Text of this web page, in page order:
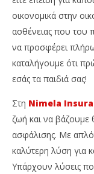
οικονομικά στην
ασθένειας που του
να προσφέρει
καταλήγουμε ότι
εσάς τα παιδιά σας!
Στη Nimela
ζωή και να βάζουμε
ασφάλισης. Με
καλύτερη λύση για
Υπάρχουν λύσεις